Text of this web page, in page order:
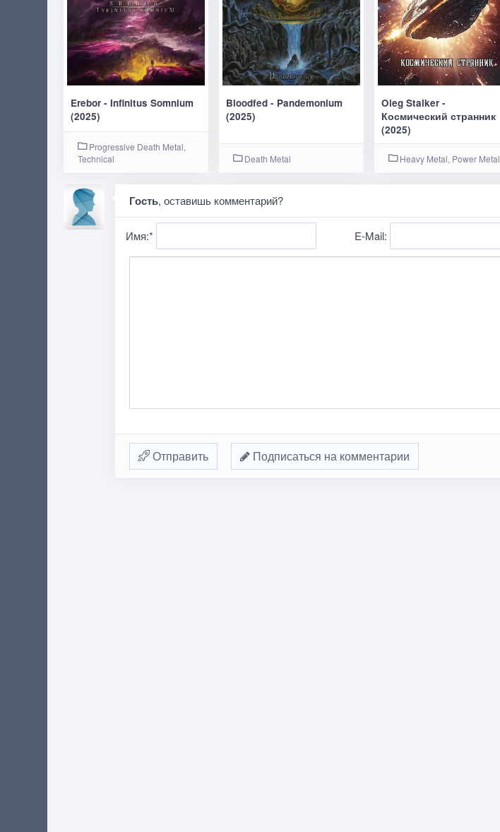
Erebor - Infinitus Somnium
(2025)
Progressive Death Metal,
Technical
Bloodfed - Pandemonium
(2025)
Death Metal
Oleg Stalker -
Космический странник
(2025)
Heavy Metal, Power Metal
Гость, оставишь комментарий?
Имя:* E-Mail:
Отправить Подписаться на комментарии